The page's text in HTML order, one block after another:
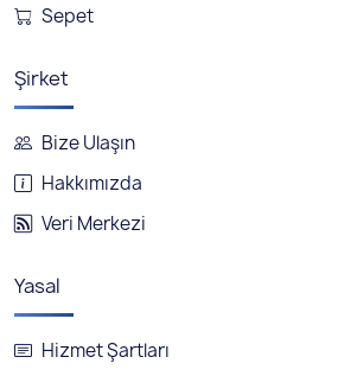
Sepet
Şirket
Bize Ulaşın
Hakkımızda
Veri Merkezi
Yasal
Hizmet Şartları